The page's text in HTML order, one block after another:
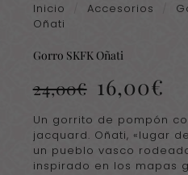
Inicio Accesorios
Oñati
Gorro SKFK Oñati
24,00€ El
precio
original
era:
24,00€.
16,00€
Un gorrito de pompón
jacquard. Oñati, «lugar
un pueblo vasco
inspirado en los mapas